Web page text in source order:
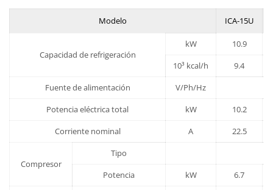
Modelo ICA-15U
Capacidad de refrigeración
kW
10.9
10³ kcal/h
9.4
Fuente de alimentación
V/Ph/Hz
Potencia eléctrica total
kW
10.2
Corriente nominal
A 22.5
Compresor
Tipo
Potencia
kW 6.7